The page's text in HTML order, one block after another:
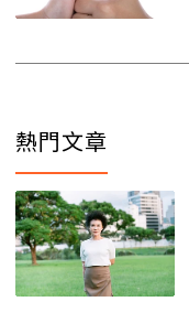
熱門文章